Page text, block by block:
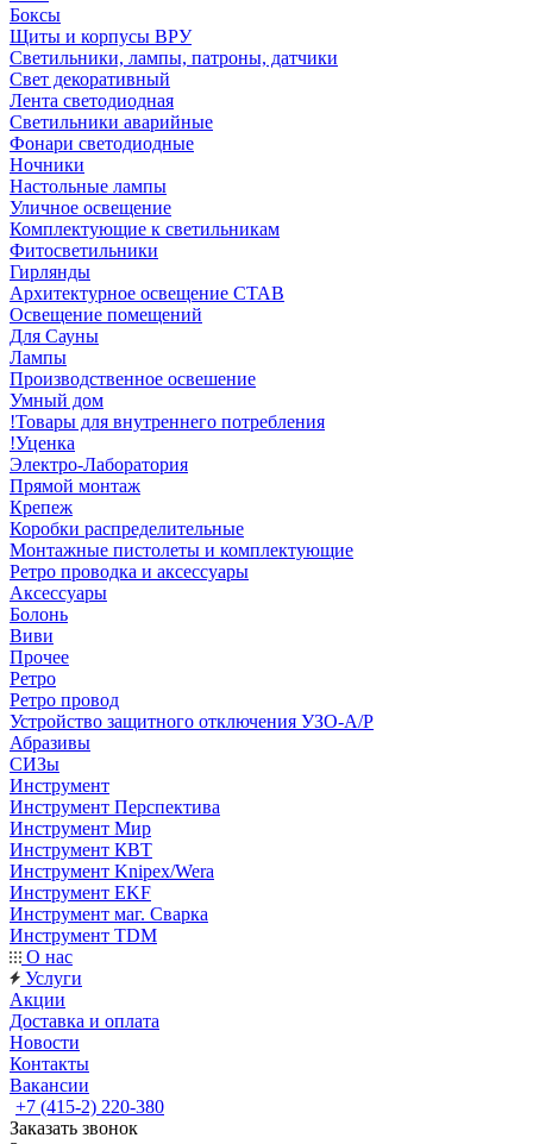
Боксы
Щиты и корпусы ВРУ
Светильники, лампы, патроны, датчики
Свет декоративный
Лента светодиодная
Светильники аварийные
Фонари светодиодные
Ночники
Настольные лампы
Уличное освещение
Комплектующие к светильникам
Фитосветильники
Гирлянды
Архитектурное освещение СТАВ
Освещение помещений
Для Сауны
Лампы
Производственное освешение
Умный дом
!Товары для внутреннего потребления
!Уценка
Электро-Лаборатория
Прямой монтаж
Крепеж
Коробки распределительные
Монтажные пистолеты и комплектующие
Ретро проводка и аксессуары
Аксессуары
Болонь
Виви
Прочее
Ретро
Ретро провод
Устройство защитного отключения УЗО-А/Р
Абразивы
СИЗы
Инструмент
Инструмент Перспектива
Инструмент Мир
Инструмент КВТ
Инструмент Knipex/Wera
Инструмент EKF
Инструмент маг. Сварка
Инструмент TDM
О нас
Услуги
Акции
Доставка и оплата
Новости
Контакты
Вакансии
+7 (415-2) 220-380
Заказать звонок